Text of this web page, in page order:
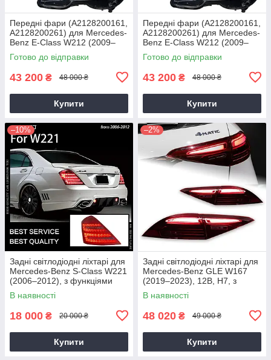
Передні фари (A2128200161,
A2128200261) для Mercedes-
Benz E-Class W212 (2009–
2016), — світлодіодні фари з
проекційними лінзами, H7
Готово до відправки
43 200 ₴ 48 000 ₴
Купити
Передні фари (A2128200161,
A2128200261) для Mercedes-
Benz E-Class W212 (2009–
2016), — світлодіодні фари з
проекційними лінзами, H7
Готово до відправки
43 200 ₴ 48 000 ₴
Купити
–10%
Задні світлодіодні ліхтарі для
Mercedes-Benz S-Class W221
(2006–2012), з функціями
денних ходових вогнів (DRL)
В наявності
18 000 ₴ 20 000 ₴
Купити
–2%
Задні світлодіодні ліхтарі для
Mercedes-Benz GLE W167
(2019–2023), 12В, H7, з
функціями протитуманного
світла
В наявності
48 020 ₴ 49 000 ₴
Купити